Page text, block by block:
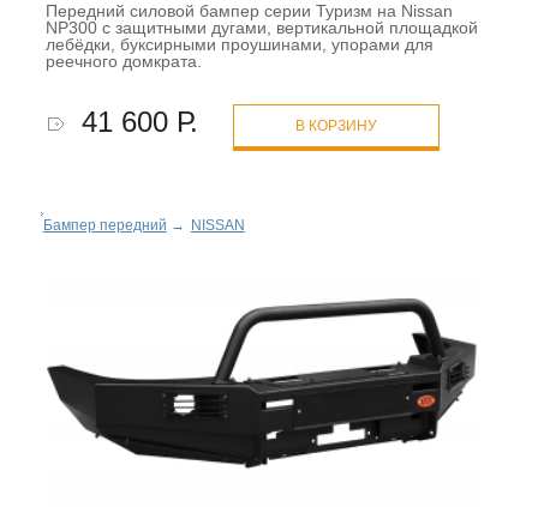
Передний силовой бампер серии Туризм на Nissan
NP300 с защитными дугами, вертикальной площадкой
лебёдки, буксирными проушинами, упорами для
реечного домкрата.
41 600 Р. В КОРЗИНУ
Бампер передний → NISSAN